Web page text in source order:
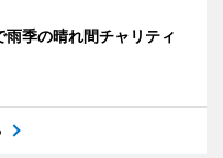
季の晴れ間チャリティ